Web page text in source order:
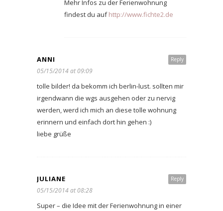
Mehr Infos zu der Ferienwohnung
findest du aufhttp://www.fichte2.de
Reply
ANNI
05/15/2014 at 09:09
tolle bilder! da bekomm ich berlin-lust. sollten mir
irgendwann die wgs ausgehen oder zu nervig
werden, werd ich mich an diese tolle wohnung
erinnern und einfach dort hin gehen :)
liebe grüße
Reply
JULIANE
05/15/2014 at 08:28
Super – die Idee mit der Ferienwohnung in einer